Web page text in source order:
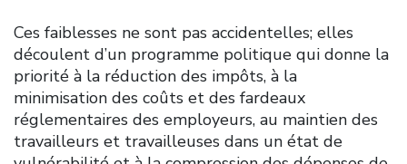
Ces faiblesses ne sont pas accidentelles; elles
découlent d’un programme politique qui donne la
priorité à la réduction des impôts, à la
minimisation des coûts et des fardeaux
réglementaires des employeurs, au maintien des
travailleurs et travailleuses dans un état de